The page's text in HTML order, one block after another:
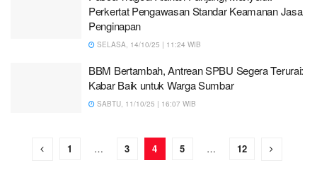
Perkertat Pengawasan Standar Keamanan Jasa
Penginapan
SELASA, 14/10/25 | 11:24 WIB
BBM Bertambah, Antrean SPBU Segera Terurai:
Kabar Baik untuk Warga Sumbar
SABTU, 11/10/25 | 16:07 WIB
1 … 3 4 5 … 12